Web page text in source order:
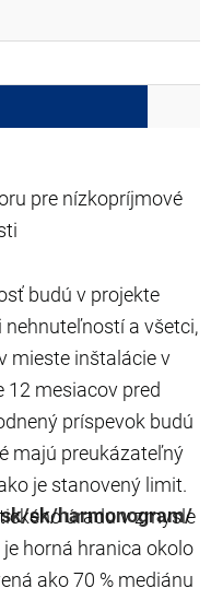
pre nízkopríjmové
budú v projekte
a všetci,
mieste inštalácie v
mesiacov pred
príspevok budú
majú preukázateľný
je stanovený limit.
úradu v zmysle
horná hranica okolo
ako 70 % mediánu
sk/harmonogram/